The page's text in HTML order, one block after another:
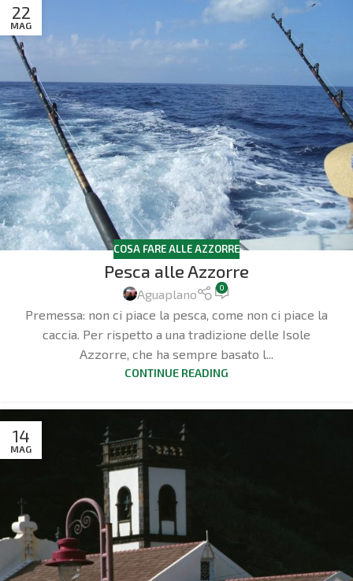
22
MAG
COSA FARE ALLE AZZORRE
Pesca alle Azzorre
Aguaplano 0
Premessa: non ci piace la pesca, come non ci piace la
caccia. Per rispetto a una tradizione delle Isole
Azzorre, che ha sempre basato l...
CONTINUE READING
14
MAG